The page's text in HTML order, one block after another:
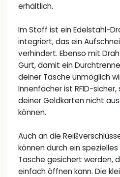
erhältlich.
Im Stoff ist ein Edelstahl-
integriert, das ein
verhindert. Ebenso mit
Gurt, damit ein
deiner Tasche unmöglich
Innenfächer ist RFID-
deiner Geldkarten nicht
können.
Auch an die
können durch ein
Tasche gesichert werden,
einfach öffnen kann. Die